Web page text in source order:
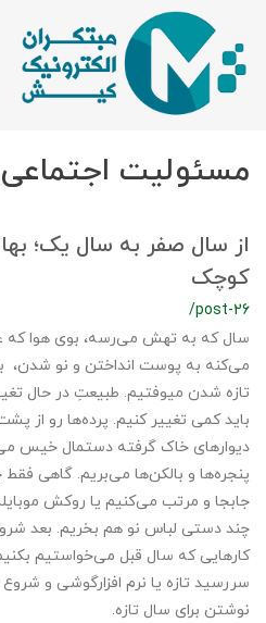
مسئولیت اجتماعی
از سال صفر به سال یک؛
کوچک
/post-26
سال که به تهش می‌رسه، بوی هوا
می‌کنه به پوست انداختن و نو شدن،
تازه شدن میوفتیم. طبیعتِ در حال
باید کمی تغییر کنیم. پرده‌ها رو از
دیوارهای خاک گرفته دستمال خیس
پنجره‌ها و بالکن‌ها می‌بریم. گاهی
جابجا و مرتب می‌کنیم یا روکش
چند دستی لباس نو هم بخریم. بعد
کارهایی که سال قبل می‌خواستیم
سررسید تازه یا نرم افزارگوشی و
نوشتن برای سال تازه.